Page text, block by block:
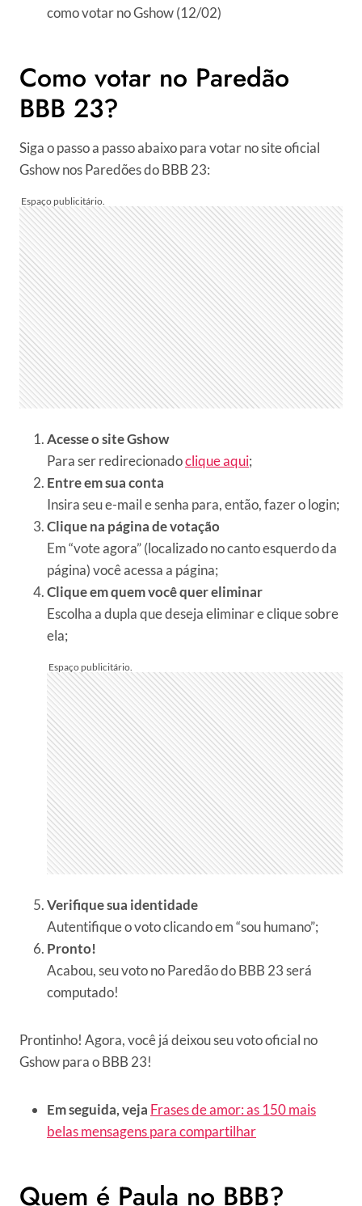
como votar no Gshow (12/02)
Como votar no Paredão
BBB 23?
Siga o passo a passo abaixo para votar no site oficial
Gshow nos Paredões do BBB 23:
Acesse o site Gshow
Para ser redirecionadoclique aqui;
Entre em sua conta
Insira seu e-mail e senha para, então, fazer o login;
Clique na página de votação
Em “vote agora” (localizado no canto esquerdo da
página) você acessa a página;
Clique em quem você quer eliminar
Escolha a dupla que deseja eliminar e clique sobre
ela;
Verifique sua identidade
Autentifique o voto clicando em “sou humano”;
Pronto!
Acabou, seu voto no Paredão do BBB 23 será
computado!
Prontinho! Agora, você já deixou seu voto oficial no
Gshow para o BBB 23!
Em seguida, veja Frases de amor: as 150 mais
belas mensagens para compartilhar
Quem é Paula no BBB?